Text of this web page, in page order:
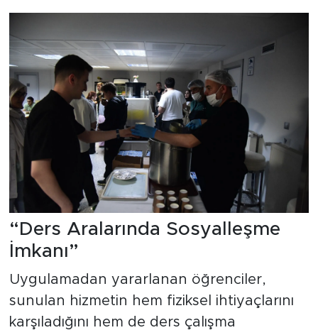
“Ders Aralarında Sosyalleşme
İmkanı”
Uygulamadan yararlanan öğrenciler,
sunulan hizmetin hem fiziksel ihtiyaçlarını
karşıladığını hem de ders çalışma